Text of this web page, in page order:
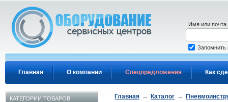
Главная О компании Спецпредложения Как
Имя или почта
Запомнить
КАТЕГОРИИ ТОВАРОВ Главная → Каталог →